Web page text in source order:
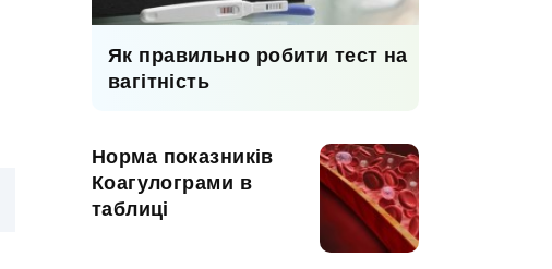
Як правильно робити тест на
вагітність
Норма показників
Коагулограми в
таблиці